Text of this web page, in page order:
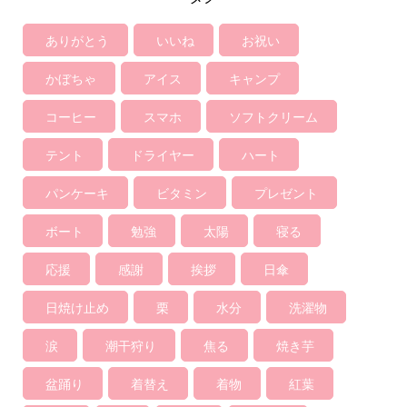
ありがとう いいね お祝い
かぼちゃ アイス キャンプ
コーヒー スマホ ソフトクリーム
テント ドライヤー ハート
パンケーキ ビタミン プレゼント
ボート 勉強 太陽 寝る
応援 感謝 挨拶 日傘
日焼け止め 栗 水分 洗濯物
涙 潮干狩り 焦る 焼き芋
盆踊り 着替え 着物 紅葉